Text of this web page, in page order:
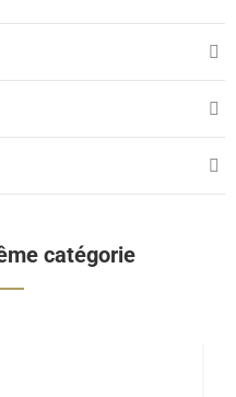
catégorie